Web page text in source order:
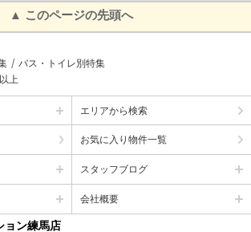
▲ このページの先頭へ
バス・トイレ別特集
上
エリアから検索
お気に入り物件一覧
スタッフブログ
会社概要
ョン練馬店